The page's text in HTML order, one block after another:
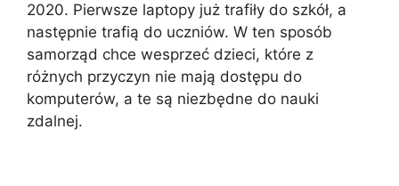
2020. Pierwsze laptopy już trafiły do szkół, a
następnie trafią do uczniów. W ten sposób
samorząd chce wesprzeć dzieci, które z
różnych przyczyn nie mają dostępu do
komputerów, a te są niezbędne do nauki
zdalnej.